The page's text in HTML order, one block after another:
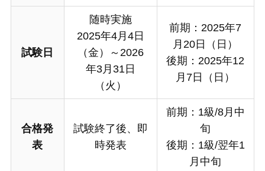
試験日
随時実施
2025年4月4日
（金）～2026
年3月31日
（火）
前期：2025年7
月20日（日）
後期：2025年12
月7日（日）
合格発
表
試験終了後、即
時発表
前期：1級/8月中
旬
後期：1級/翌年1
月中旬